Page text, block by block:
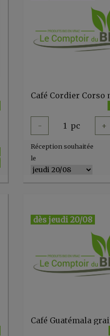
- 1 pc +
Réception souhaitée
le
dès jeudi 20/08